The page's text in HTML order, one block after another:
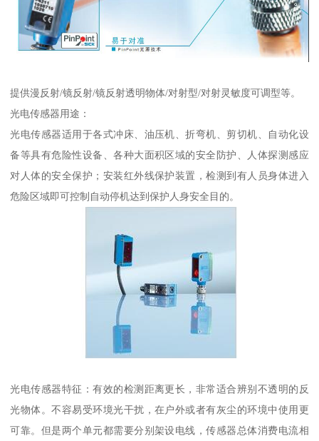
提供漫反射/镜反射/镜反射透明物体/对射型/对射灵敏度可调型等。
光电传感器用途：
光电传感器适用于各式冲床、油压机、折弯机、剪切机、自动化设
备等具有危险性设备、各种大面积区域的安全防护、人体探测感应
对人体的安全保护；安装红外线保护装置，检测到有人员身体进入
危险区域即可控制自动停机达到保护人身安全目的。
光电传感器特征：有效的检测距离更长，非常适合辨别不透明的反
光物体。不容易受环境光干扰，在户外或者有灰尘的环境中使用更
可靠。但是两个单元都需要分别架设电线，传感器总体消费电流相